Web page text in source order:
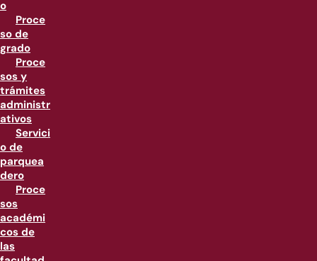
o
Proce
so de
grado
Proce
sos y
trámites
administr
ativos
Servici
o de
parquea
dero
Proce
sos
académi
cos de
las